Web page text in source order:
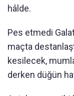
hâlde.
Pes etmedi
maçta
kesilecek,
derken düğün